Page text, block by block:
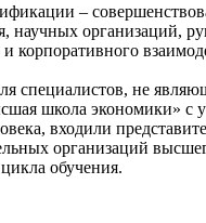
–
научных организаций,
специалистов, не
школа экономики»
входили
организаций
обучения.